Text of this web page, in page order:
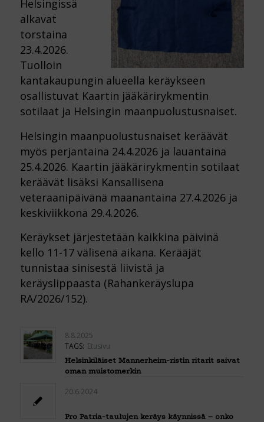
Helsingissä
alkavat
torstaina
23.4.2026.
Tuolloin
kantakaupungin alueella keräykseen
osallistuvat Kaartin jääkärirykmentin
sotilaat ja Helsingin maanpuolustusnaiset.
Helsingin maanpuolustusnaiset keräävät
myös perjantaina 24.4.2026 ja lauantaina
25.4.2026. Kaartin jääkärirykmentin sotilaat
keräävät lisäksi Kansallisena
veteraanipäivänä maanantaina 27.4.2026 ja
keskiviikkona 29.4.2026.
Keräykset järjestetään kaikkina päivinä
kello 11-17 välisenä aikana. Kerääjät
tunnistaa sinisestä liivistä ja
keräyslippaasta (Rahankeräyslupa
RA/2026/152).
8.8.2025
TAGS: Etusivu
Helsinkiläiset Mannerheim-ristin ritarit saivat
oman muistomerkin
20.6.2024
Pro Patria-taulujen keräys käynnissä – onko